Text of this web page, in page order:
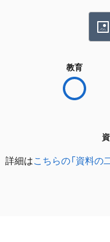
教育
詳細はこちらの「資料の